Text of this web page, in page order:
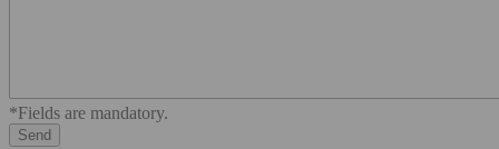
*Fields are mandatory.